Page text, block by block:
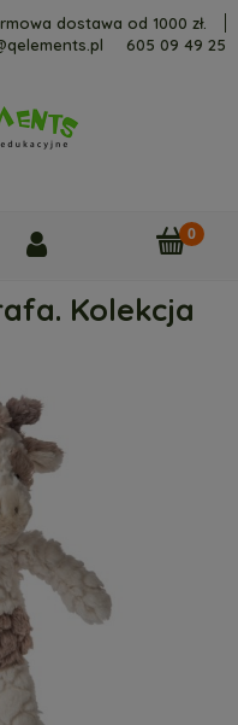
dostawa od 1000 zł.
605 09 49 25
Kolekcja